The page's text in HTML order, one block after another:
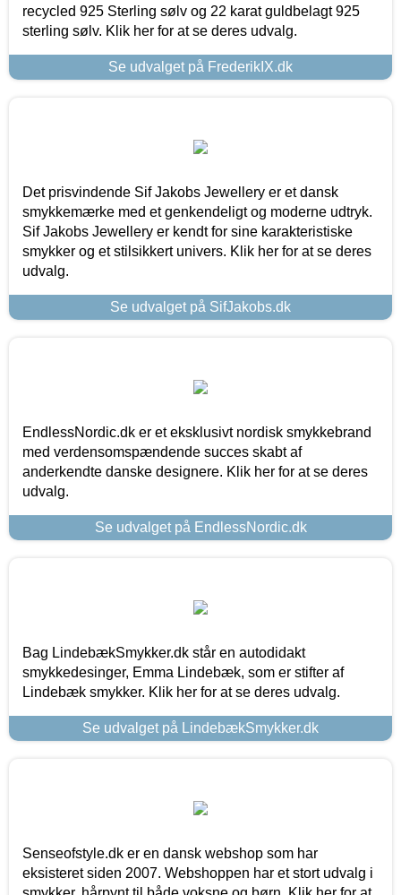
recycled 925 Sterling sølv og 22 karat guldbelagt 925
sterling sølv. Klik her for at se deres udvalg.
Se udvalget på FrederikIX.dk
Det prisvindende Sif Jakobs Jewellery er et dansk
smykkemærke med et genkendeligt og moderne udtryk.
Sif Jakobs Jewellery er kendt for sine karakteristiske
smykker og et stilsikkert univers. Klik her for at se deres
udvalg.
Se udvalget på SifJakobs.dk
EndlessNordic.dk er et eksklusivt nordisk smykkebrand
med verdensomspændende succes skabt af
anderkendte danske designere. Klik her for at se deres
udvalg.
Se udvalget på EndlessNordic.dk
Bag LindebækSmykker.dk står en autodidakt
smykkedesinger, Emma Lindebæk, som er stifter af
Lindebæk smykker. Klik her for at se deres udvalg.
Se udvalget på LindebækSmykker.dk
Senseofstyle.dk er en dansk webshop som har
eksisteret siden 2007. Webshoppen har et stort udvalg i